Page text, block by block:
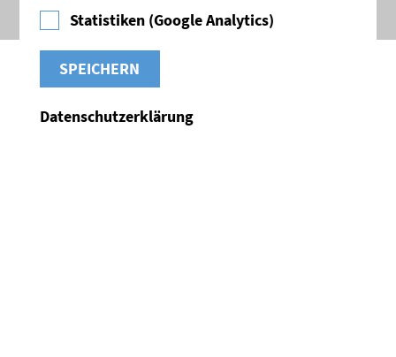
Impressum Datenschutz
Statistiken (Google Analytics)
Datenschutzerklärung